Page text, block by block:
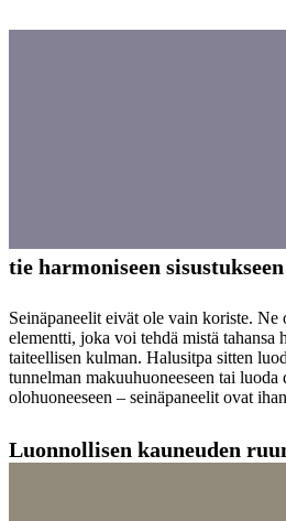
tie harmoniseen sisustukseen
Seinäpaneelit eivät ole vain koriste. Ne
elementti, joka voi tehdä mistä tahansa
taiteellisen kulman. Halusitpa sitten
tunnelman makuuhuoneeseen tai luoda
olohuoneeseen – seinäpaneelit ovat
Luonnollisen kauneuden